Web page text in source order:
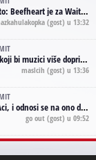
isto sto i Hendrix za Lenny Kravitza
(gost) u 13:32
su radili kao vozači tramvaja u gsp-u.
maslcih (gost) u 13:36
autovanje...'senzualnost Waitsa' ;)
go out (gost) u 09:52